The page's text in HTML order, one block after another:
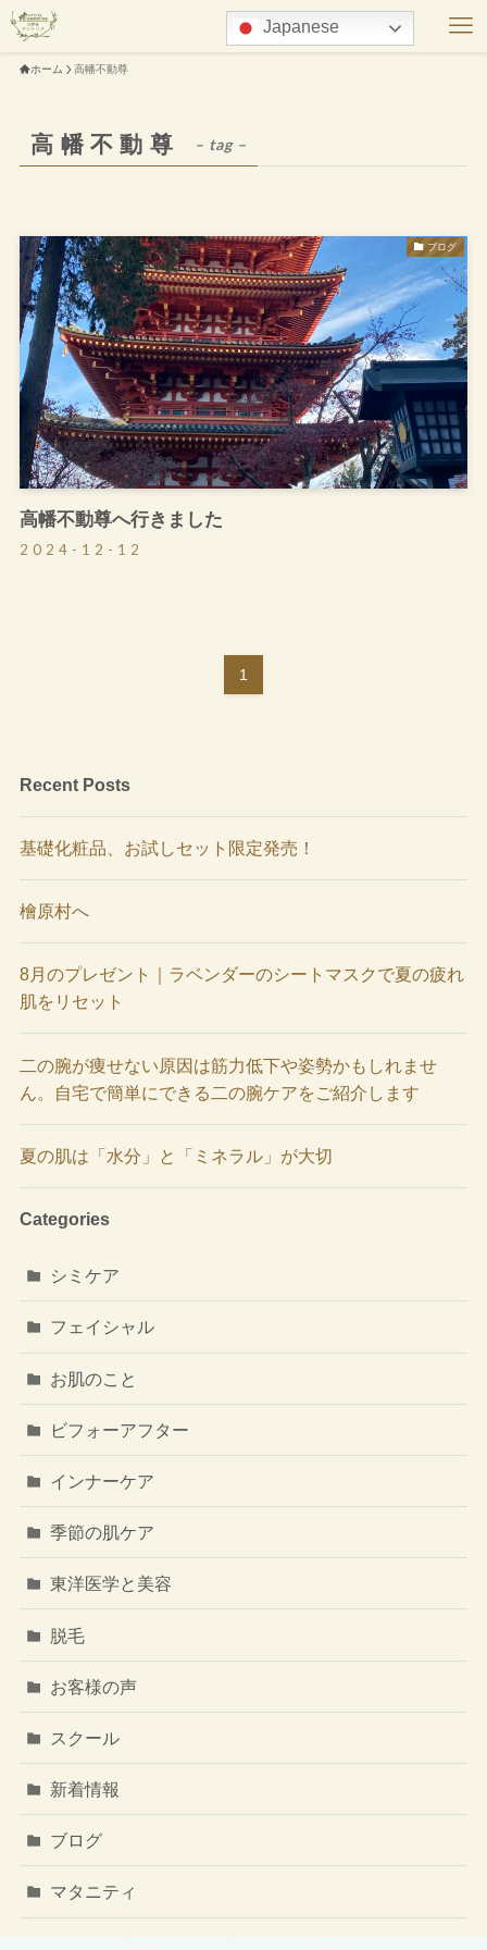
ホーム 高幡不動尊
高幡不動尊 – tag –
ブログ
高幡不動尊へ行きました
2024-12-12
1
Recent Posts
基礎化粧品、お試しセット限定発売！
檜原村へ
8月のプレゼント｜ラベンダーのシートマスクで夏の疲れ
肌をリセット
二の腕が痩せない原因は筋力低下や姿勢かもしれませ
ん。自宅で簡単にできる二の腕ケアをご紹介します
夏の肌は「水分」と「ミネラル」が大切
Categories
シミケア
フェイシャル
お肌のこと
ビフォーアフター
インナーケア
季節の肌ケア
東洋医学と美容
脱毛
お客様の声
スクール
新着情報
ブログ
マタニティ
Japanese